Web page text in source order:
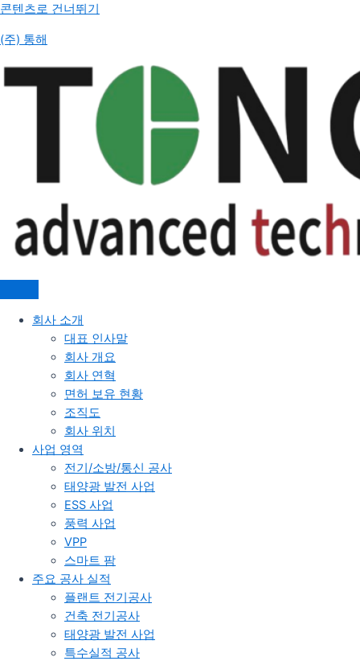
콘텐츠로 건너뛰기
(주) 통해
회사 소개
대표 인사말
회사 개요
회사 연혁
면허 보유 현황
조직도
회사 위치
사업 영역
전기/소방/통신 공사
태양광 발전 사업
ESS 사업
풍력 사업
VPP
스마트 팜
주요 공사 실적
플랜트 전기공사
건축 전기공사
태양광 발전 사업
특수실적 공사